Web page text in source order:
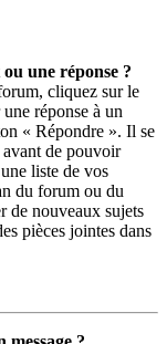
une réponse ?
cliquez sur le
réponse à un
« Répondre ». Il se
avant de pouvoir
liste de vos
du forum ou du
de nouveaux sujets
pièces jointes dans